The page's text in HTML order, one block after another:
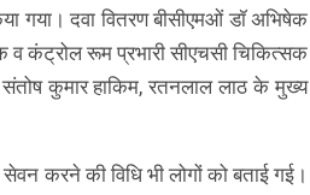
गया। दवा वितरण बीसीएमओं डॉ अभिषेक
व कंट्रोल रूम प्रभारी सीएचसी चिकित्सक
संतोष कुमार हाकिम, रतनलाल लाठ के मुख्य
करने की विधि भी लोगों को बताई गई।